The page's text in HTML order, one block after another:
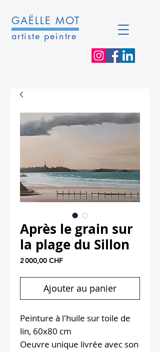
GAËLLE MOT
artiste peintre
Après le grain sur
la plage du Sillon
2 000,00 CHFPrix
Ajouter au panier
Peinture à l'huile sur toile de
lin, 60x80 cm
Oeuvre unique livrée avec son